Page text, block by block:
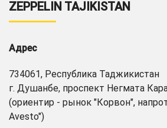
ZEPPELIN TAJIKISTAN
Адрес
734061, Республика Таджикистан
г. Душанбе, проспект Негмата
(ориентир - рынок "Корвон",
Avesto")